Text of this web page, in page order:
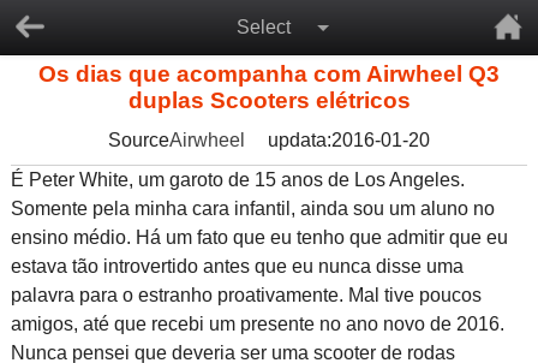
Select
Os dias que acompanha com Airwheel Q3
duplas Scooters elétricos
SourceAirwheel
updata:2016-01-20
É Peter White, um garoto de 15 anos de Los Angeles.
Somente pela minha cara infantil, ainda sou um aluno no
ensino médio. Há um fato que eu tenho que admitir que eu
estava tão introvertido antes que eu nunca disse uma
palavra para o estranho proativamente. Mal tive poucos
amigos, até que recebi um presente no ano novo de 2016.
Nunca pensei que deveria ser uma scooter de rodas